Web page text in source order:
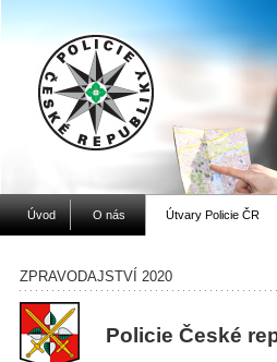
Úvod O nás Útvary Policie ČR
ZPRAVODAJSTVÍ 2020
Policie České